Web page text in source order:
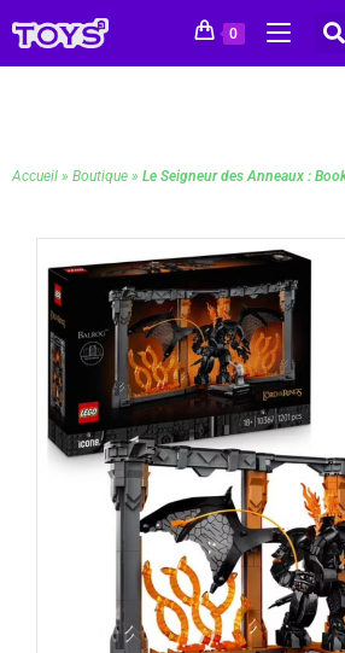
0
Accueil » Boutique » Le Seigneur des Anneaux :